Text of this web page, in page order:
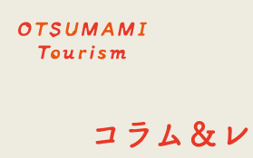
OTSUMAMI Tourism
コラム＆